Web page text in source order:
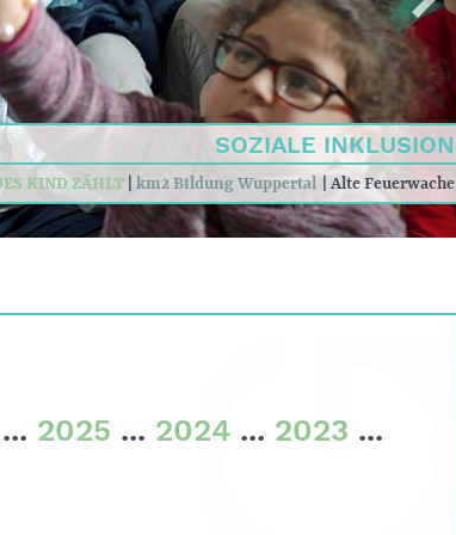
SOZIALE INKLUSION
KIND ZÄHLT km2 Bildung Wuppertal Alte Feuerwache
... 2025 ... 2024 ... 2023 ...